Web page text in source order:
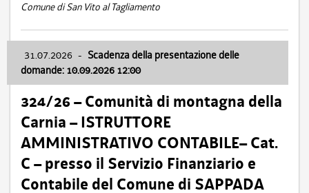
Comune di San Vito al Tagliamento
31.07.2026 - Scadenza della presentazione delle
domande: 10.09.2026 12:00
324/26 – Comunità di montagna della
Carnia – ISTRUTTORE
AMMINISTRATIVO CONTABILE– Cat.
C – presso il Servizio Finanziario e
Contabile del Comune di SAPPADA